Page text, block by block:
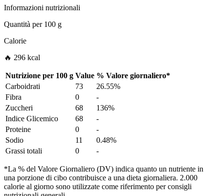
Informazioni nutrizionali
Quantità per100 g
Calorie
🔥 296 kcal
Nutrizione per 100 g Value % Valore giornaliero*
Carboidrati
73
26.55%
Fibra
0
-
Zuccheri
68
136%
Indice Glicemico
68
-
Proteine
0
-
Sodio
11
0.48%
Grassi totali
0 -
*La % del Valore Giornaliero (DV) indica quanto un nutriente in
una porzione di cibo contribuisce a una dieta giornaliera. 2.000
calorie al giorno sono utilizzate come riferimento per consigli